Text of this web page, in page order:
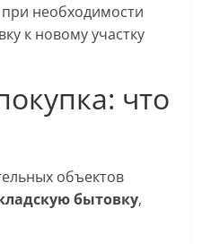
необходимости
к новому участку
что
объектов
бытовку,